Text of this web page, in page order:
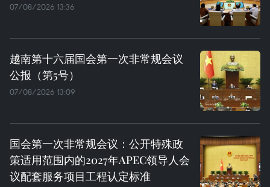
07/08/2026 13:36
越南第十六届国会第一次非常规会议
公报（第5号）
07/08/2026 13:09
国会第一次非常规会议：公开特殊政
策适用范围内的2027年APEC领导人会
议配套服务项目工程认定标准